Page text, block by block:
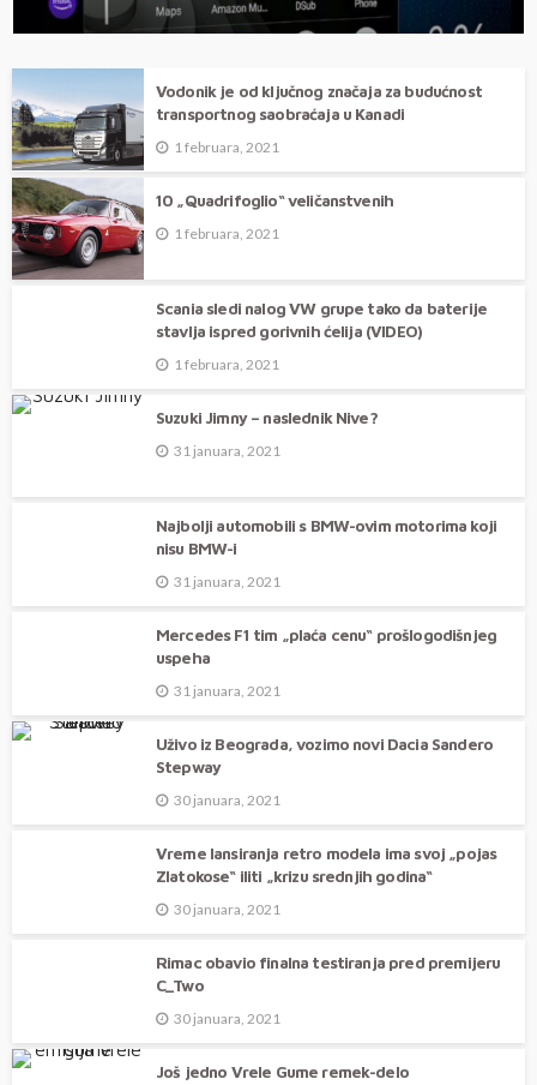
Vodonik je od ključnog značaja za budućnost
transportnog saobraćaja u Kanadi
1 februara, 2021
10 „Quadrifoglio“ veličanstvenih
1 februara, 2021
Scania sledi nalog VW grupe tako da baterije
stavlja ispred gorivnih ćelija (VIDEO)
1 februara, 2021
Suzuki Jimny – naslednik Nive?
31 januara, 2021
Najbolji automobili s BMW-ovim motorima koji
nisu BMW-i
31 januara, 2021
Mercedes F1 tim „plaća cenu“ prošlogodišnjeg
uspeha
31 januara, 2021
Uživo iz Beograda, vozimo novi Dacia Sandero
Stepway
30 januara, 2021
Vreme lansiranja retro modela ima svoj „pojas
Zlatokose“ iliti „krizu srednjih godina“
30 januara, 2021
Rimac obavio finalna testiranja pred premijeru
C_Two
30 januara, 2021
Još jedno Vrele Gume remek-delo